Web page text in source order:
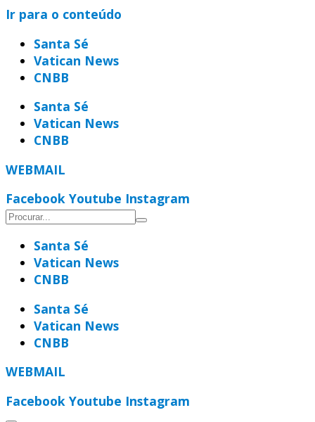
Ir para o conteúdo
Santa Sé
Vatican News
CNBB
Santa Sé
Vatican News
CNBB
WEBMAIL
Facebook Youtube Instagram
Santa Sé
Vatican News
CNBB
Santa Sé
Vatican News
CNBB
WEBMAIL
Facebook Youtube Instagram